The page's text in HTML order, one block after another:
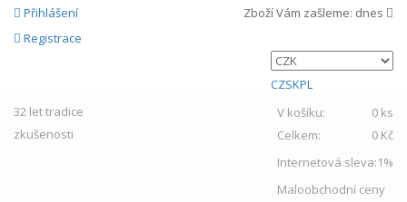
Přihlášení
Registrace
Zboží Vám zašleme: dnes
CZSKPL
32 lettradice
zkušenosti
V košíku:
0 ks
Celkem:
0 Kč
Internetová sleva:1%
Maloobchodní ceny